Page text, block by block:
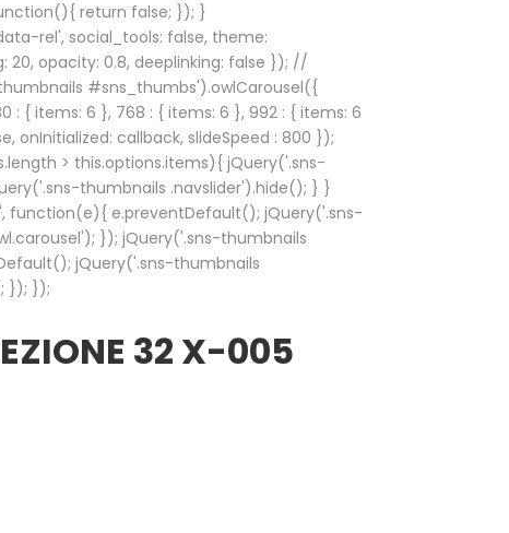
return false; }); }
rel', social_tools: false, theme:
opacity: 0.8, deeplinking: false }); //
#sns_thumbs').owlCarousel({
: { items: 6 }, 768 : { items: 6 }, 992 : { items: 6
onInitialized: callback, slideSpeed : 800 });
> this.options.items){ jQuery('.sns-
thumbnails .navslider').hide(); } }
function(e){ e.preventDefault(); jQuery('.sns-
}); jQuery('.sns-thumbnails
jQuery('.sns-thumbnails
}); });
32 X-005